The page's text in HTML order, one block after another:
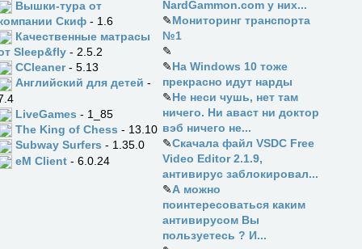
Вышки-тура от
Скиф - 1.6
Качественные матрасы
Sleep&fly - 2.5.2
CCleaner- 5.13
Английский для детей -
LiveGames - 1_85
The King of Chess - 13.10
Subway Surfers - 1.35.0
eM Client - 6.0.24
NardGammon.com у них...
✎Мониторинг транспорта
№1
✎
✎На Windows 10 тоже
прекрасно идут нарды
✎Не неси чушь, нет там
ничего. Ни аваст ни доктор
вэб ничего не...
✎Скачала файл VSDC Free
Video Editor 2.1.9,
антивирус заблокировал...
✎А можно
поинтересоваться каким
антивирусом Вы
пользуетесь ? И...